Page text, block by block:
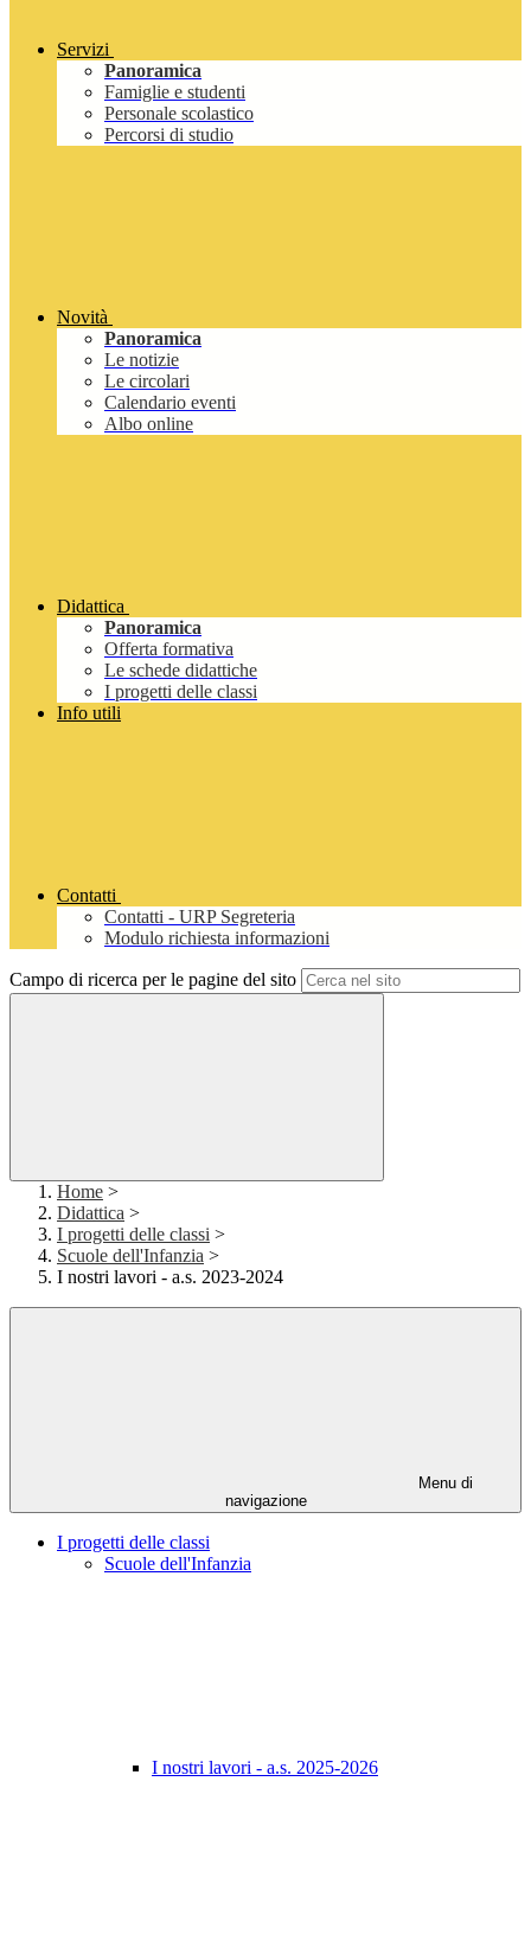
Servizi
Panoramica
Famiglie e studenti
Personale scolastico
Percorsi di studio
Novità
Panoramica
Le notizie
Le circolari
Calendario eventi
Albo online
Didattica
Panoramica
Offerta formativa
Le schede didattiche
I progetti delle classi
Info utili
Contatti
Contatti - URP Segreteria
Modulo richiesta informazioni
Campo di ricerca per le pagine del sito
Home >
Didattica >
I progetti delle classi >
Scuole dell'Infanzia >
I nostri lavori - a.s. 2023-2024
Menu di
navigazione
I progetti delle classi
Scuole dell'Infanzia
I nostri lavori - a.s. 2025-2026